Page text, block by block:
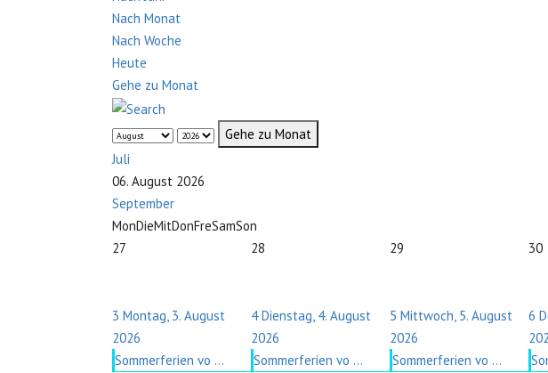
Nach Monat
Nach Woche
Heute
Gehe zu Monat
Gehe zu Monat
Juli
06. August 2026
September
MonDieMitDonFreSamSon
27
28 29 30
3 Montag, 3. August
2026
Sommerferien vo ...
4 Dienstag, 4. August
2026
Sommerferien vo ...
5 Mittwoch, 5. August
2026
Sommerferien vo ...
6